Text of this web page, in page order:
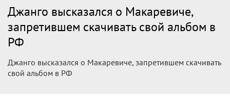
Джанго высказался о Макаревиче,
запретившем скачивать свой альбом в
РФ
Джанго высказался о Макаревиче, запретившем скачивать
свой альбом в РФ